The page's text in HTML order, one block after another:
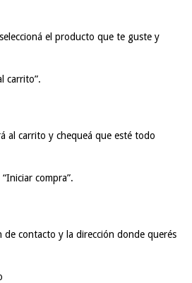
el producto que te guste y
carrito”.
al carrito y chequeá que esté todo
“Iniciar compra”.
contacto y la dirección donde querés